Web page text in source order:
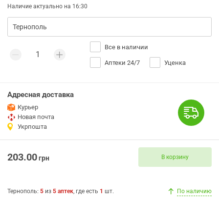
Наличие актуально на 16:30
Все в наличии
Аптеки 24/7 Уценка
Адресная доставка
Курьер
Новая почта
Укрпошта
203.00грн В корзину
Тернополь: 5 из 5 аптек, где есть 1 шт. По наличию